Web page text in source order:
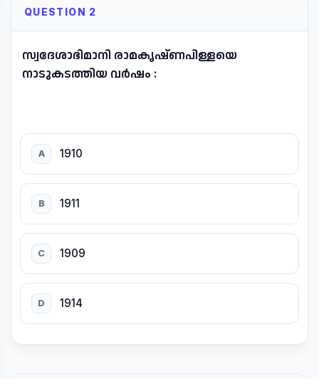
QUESTION 2
സ്വദേശാഭിമാനി രാമകൃഷ്ണപിള്ളയെ
നാടുകടത്തിയ വർഷം :
A 1910
B 1911
C 1909
D 1914